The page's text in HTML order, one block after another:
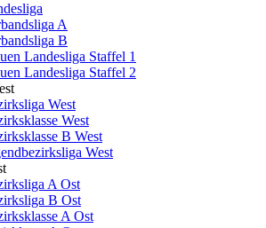
A
B
Landesliga Staffel 1
Landesliga Staffel 2
West
West
B West
West
A Ost
B Ost
A Ost